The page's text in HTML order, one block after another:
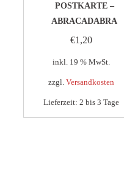
POSTKARTE –
ABRACADABRA
€1,20
inkl. 19 % MwSt.
zzgl.Versandkosten
Lieferzeit:2 bis 3 Tage